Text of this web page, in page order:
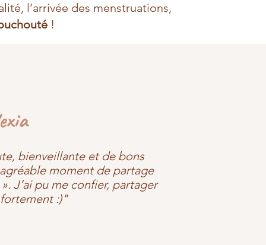
l’arrivée des menstruations,
!
bienveillante et de bons
moment de partage
J’ai pu me confier, partager
:)"